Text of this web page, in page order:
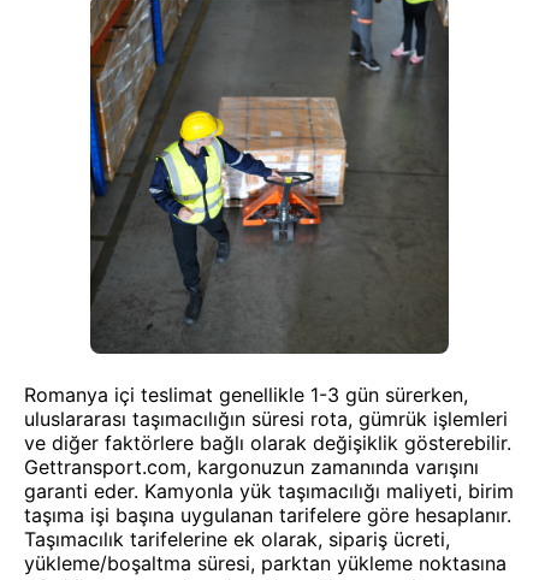
Romanya içi teslimat genellikle 1-3 gün sürerken,
uluslararası taşımacılığın süresi rota, gümrük işlemleri
ve diğer faktörlere bağlı olarak değişiklik gösterebilir.
Gettransport.com, kargonuzun zamanında varışını
garanti eder. Kamyonla yük taşımacılığı maliyeti, birim
taşıma işi başına uygulanan tarifelere göre hesaplanır.
Taşımacılık tarifelerine ek olarak, sipariş ücreti,
yükleme/boşaltma süresi, parktan yükleme noktasına